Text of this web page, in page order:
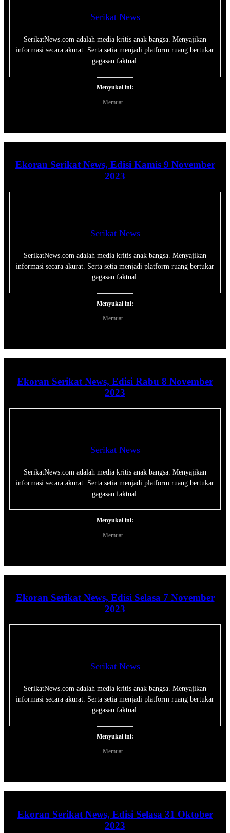
Serikat News
SerikatNews.com adalah media kritis anak bangsa. Menyajikan
informasi secara akurat. Serta setia menjadi platform ruang bertukar
gagasan faktual.
Menyukai ini:
Memuat...
Ekoran Serikat News, Edisi Kamis 9 November
2023
Serikat News
SerikatNews.com adalah media kritis anak bangsa. Menyajikan
informasi secara akurat. Serta setia menjadi platform ruang bertukar
gagasan faktual.
Menyukai ini:
Memuat...
Ekoran Serikat News, Edisi Rabu 8 November
2023
Serikat News
SerikatNews.com adalah media kritis anak bangsa. Menyajikan
informasi secara akurat. Serta setia menjadi platform ruang bertukar
gagasan faktual.
Menyukai ini:
Memuat...
Ekoran Serikat News, Edisi Selasa 7 November
2023
Serikat News
SerikatNews.com adalah media kritis anak bangsa. Menyajikan
informasi secara akurat. Serta setia menjadi platform ruang bertukar
gagasan faktual.
Menyukai ini:
Memuat...
Ekoran Serikat News, Edisi Selasa 31 Oktober
2023